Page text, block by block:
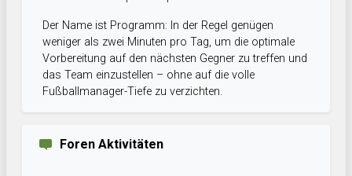
Der Name ist Programm: In der Regel genügen
weniger als zwei Minuten pro Tag, um die optimale
Vorbereitung auf den nächsten Gegner zu treffen und
das Team einzustellen – ohne auf die volle
Fußballmanager-Tiefe zu verzichten.
Foren Aktivitäten